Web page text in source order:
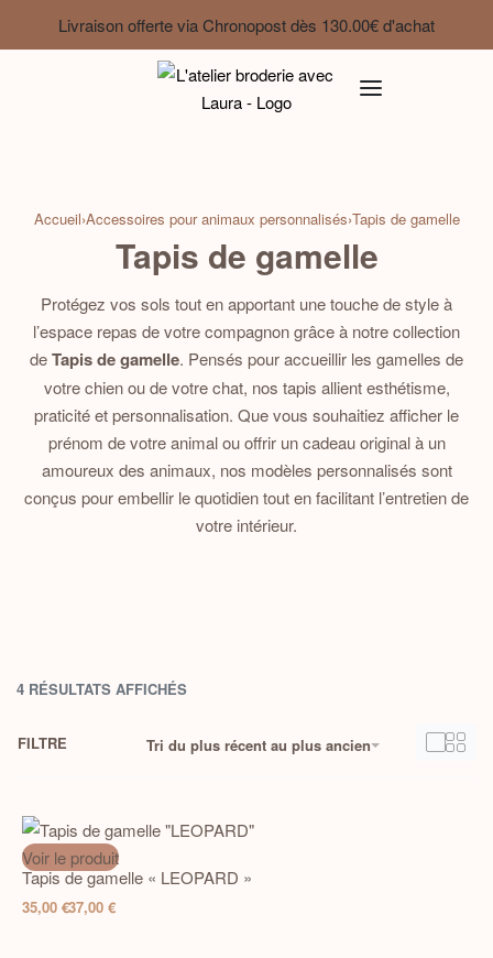
Livraison offerte via Chronopost dès 130.00€ d'achat
Accueil›Accessoires pour animaux personnalisés›Tapis de gamelle
Tapis de gamelle
Protégez vos sols tout en apportant une touche de style à
l’espace repas de votre compagnon grâce à notre collection
deTapis de gamelle. Pensés pour accueillir les gamelles de
votre chien ou de votre chat, nos tapis allient esthétisme,
praticité et personnalisation. Que vous souhaitiez afficher le
prénom de votre animal ou offrir un cadeau original à un
amoureux des animaux, nos modèles personnalisés sont
conçus pour embellir le quotidien tout en facilitant l’entretien de
votre intérieur.
4 RÉSULTATS AFFICHÉS
Tri du plus récent au plus ancien
FILTRE
Voir le produit
Tapis de gamelle « LEOPARD »
35,00 €37,00€